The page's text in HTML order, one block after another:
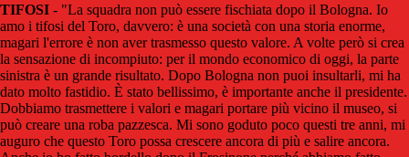
TIFOSI - "La squadra non può essere fischiata dopo il Bologna. Io
amo i tifosi del Toro, davvero: è una società con una storia enorme,
magari l'errore è non aver trasmesso questo valore. A volte però si crea
la sensazione di incompiuto: per il mondo economico di oggi, la parte
sinistra è un grande risultato. Dopo Bologna non puoi insultarli, mi ha
dato molto fastidio. È stato bellissimo, è importante anche il presidente.
Dobbiamo trasmettere i valori e magari portare più vicino il museo, si
può creare una roba pazzesca. Mi sono goduto poco questi tre anni, mi
auguro che questo Toro possa crescere ancora di più e salire ancora.